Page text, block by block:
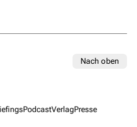
Nach oben
PodcastVerlagPresse